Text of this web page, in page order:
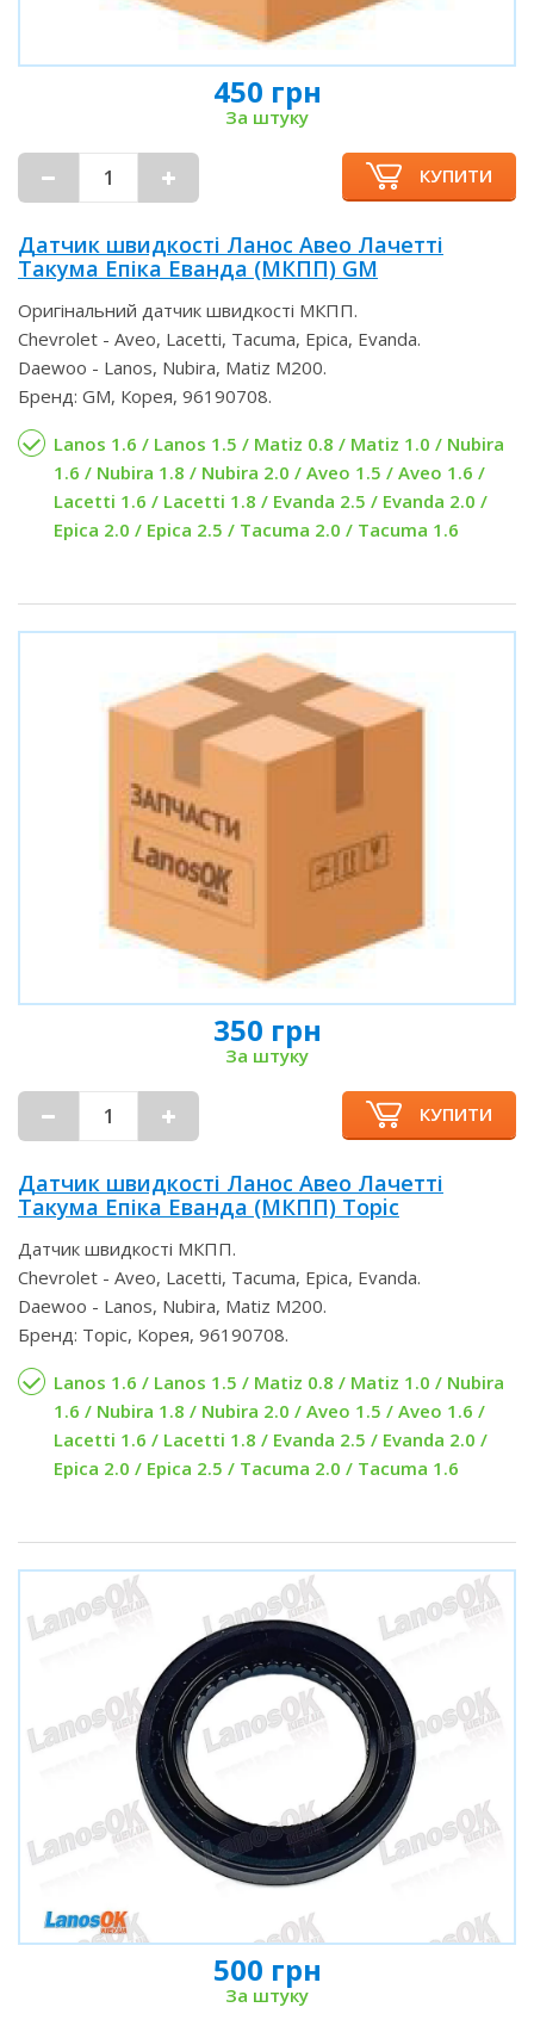
450 грн
За штуку
КУПИТИ
Датчик швидкості Ланос Авео Лачетті
Такума Епіка Еванда (МКПП) GM
Оригінальний датчик швидкості МКПП.
Chevrolet - Aveo, Lacetti, Tacuma, Epica, Evanda.
Daewoo - Lanos, Nubira, Matiz M200.
Бренд: GM, Корея, 96190708.
Lanos 1.6 / Lanos 1.5 / Matiz 0.8 / Matiz 1.0 / Nubira
1.6 / Nubira 1.8 / Nubira 2.0 / Aveo 1.5 / Aveo 1.6 /
Lacetti 1.6 / Lacetti 1.8 / Evanda 2.5 / Evanda 2.0 /
Epica 2.0 / Epica 2.5 / Tacuma 2.0 / Tacuma 1.6
350 грн
За штуку
КУПИТИ
Датчик швидкості Ланос Авео Лачетті
Такума Епіка Еванда (МКПП) Topic
Датчик швидкості МКПП.
Chevrolet - Aveo, Lacetti, Tacuma, Epica, Evanda.
Daewoo - Lanos, Nubira, Matiz M200.
Бренд: Topic, Корея, 96190708.
Lanos 1.6 / Lanos 1.5 / Matiz 0.8 / Matiz 1.0 / Nubira
1.6 / Nubira 1.8 / Nubira 2.0 / Aveo 1.5 / Aveo 1.6 /
Lacetti 1.6 / Lacetti 1.8 / Evanda 2.5 / Evanda 2.0 /
Epica 2.0 / Epica 2.5 / Tacuma 2.0 / Tacuma 1.6
500 грн
За штуку